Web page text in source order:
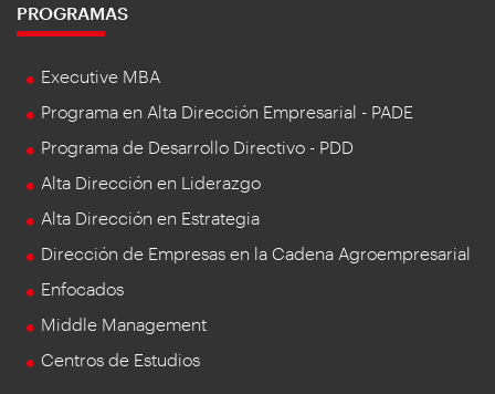
PROGRAMAS
Executive MBA
Programa en Alta Dirección Empresarial - PADE
Programa de Desarrollo Directivo - PDD
Alta Dirección en Liderazgo
Alta Dirección en Estrategia
Dirección de Empresas en la Cadena Agroempresarial
Enfocados
Middle Management
Centros de Estudios